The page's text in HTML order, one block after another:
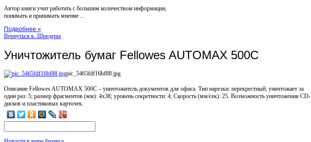
Автор книги учит работать с большим количеством информации,
понимать и принимать мнение ...
Подробнее »
Вернуться к: Шредеры
Уничтожитель бумаг Fellowes AUTOMAX 500C
pic_5465fdf16bf88.jpg
Описание Fellowes AUTOMAX 500C – уничтожитель документов для офиса. Тип нарезки: перекрестный; уничтожает за
один раз: 5; размер фрагментов (мм): 4х38; уровень секретности: 4; Скорость (мм/сек): 25. Возможность уничтожения CD-
дисков и пластиковых карточек.